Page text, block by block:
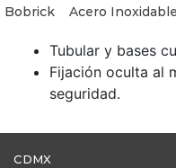
Bobrick
Acero Inoxidable
Tubular y bases
Fijación oculta al
seguridad.
CDMX